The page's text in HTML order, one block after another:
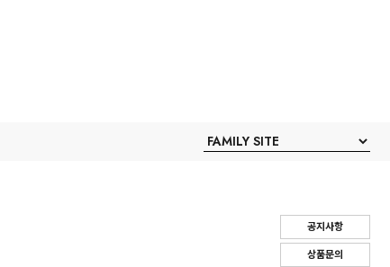
공지사항
상품문의